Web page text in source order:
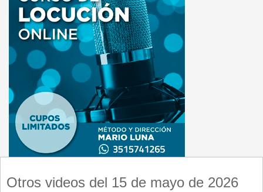
Otros videos del 15 de mayo de 2026